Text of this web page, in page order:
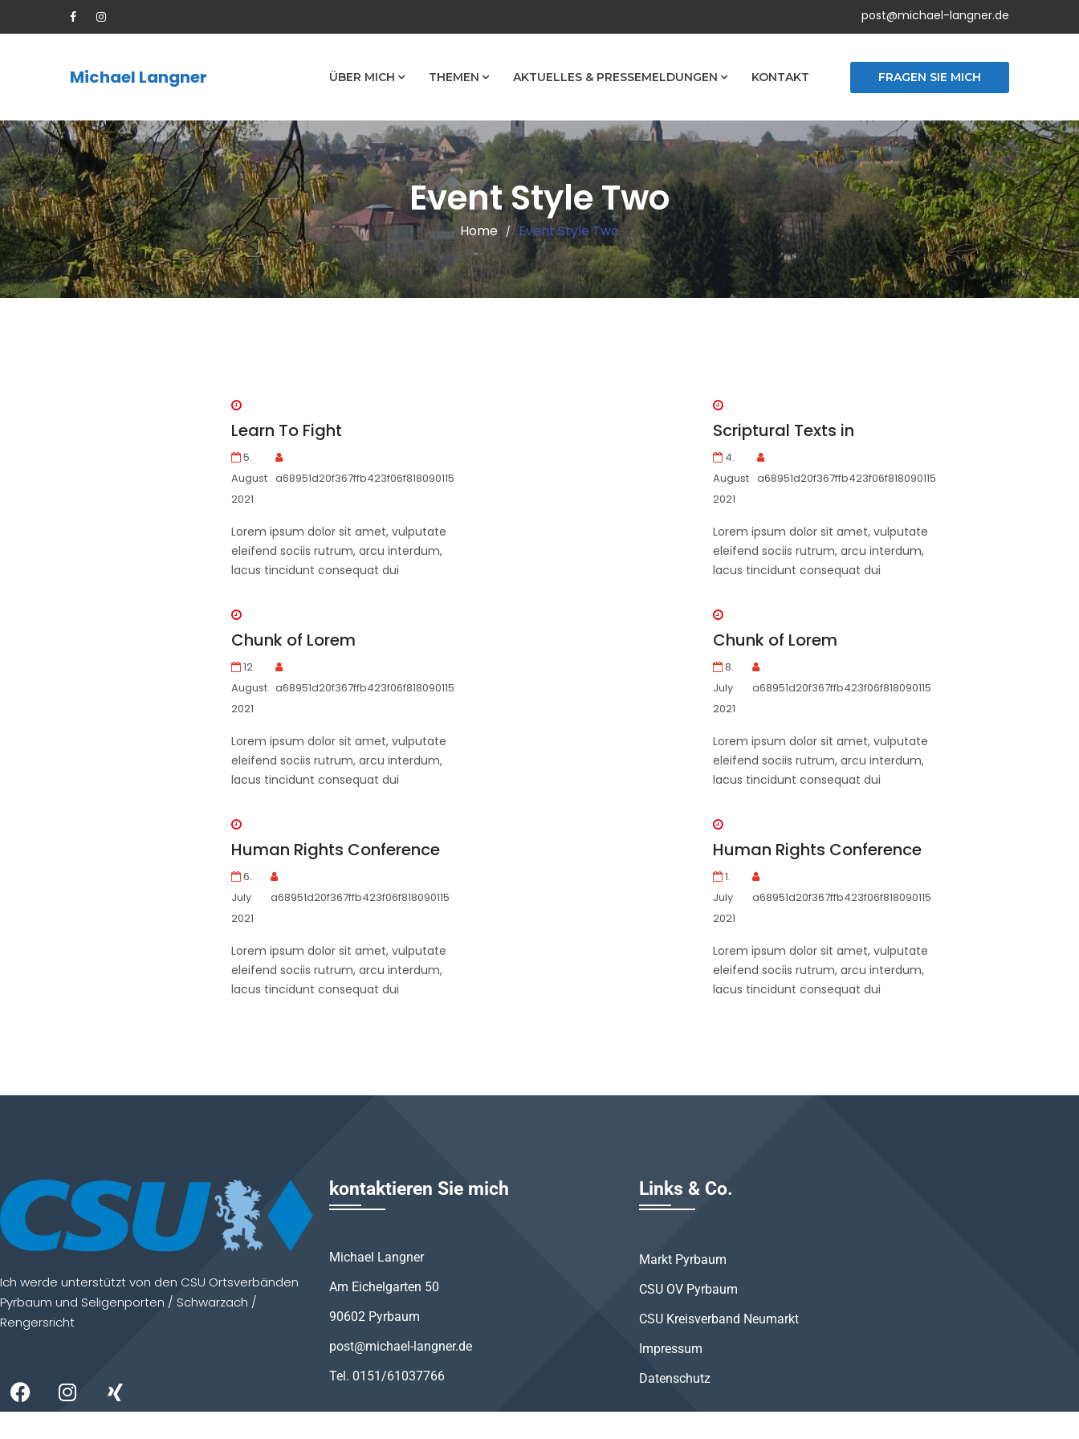
post@michael-langner.de
Michael Langner ÜBER MICH THEMEN AKTUELLES & PRESSEMELDUNGEN KONTAKT FRAGEN SIE MICH
Event Style Two
Home / Event Style Two
Learn To Fight
5.
August
2021
a68951d20f367ffb423f06f818090115
Lorem ipsum dolor sit amet, vulputate
eleifend sociis rutrum, arcu interdum,
lacus tincidunt consequat dui
Scriptural Texts in
4.
August
2021
a68951d20f367ffb423f06f818090115
Lorem ipsum dolor sit amet, vulputate
eleifend sociis rutrum, arcu interdum,
lacus tincidunt consequat dui
Chunk of Lorem
12.
August
2021
a68951d20f367ffb423f06f818090115
Lorem ipsum dolor sit amet, vulputate
eleifend sociis rutrum, arcu interdum,
lacus tincidunt consequat dui
Chunk of Lorem
8.
July
2021
a68951d20f367ffb423f06f818090115
Lorem ipsum dolor sit amet, vulputate
eleifend sociis rutrum, arcu interdum,
lacus tincidunt consequat dui
Human Rights Conference
6.
July
2021
a68951d20f367ffb423f06f818090115
Lorem ipsum dolor sit amet, vulputate
eleifend sociis rutrum, arcu interdum,
lacus tincidunt consequat dui
Human Rights Conference
1.
July
2021
a68951d20f367ffb423f06f818090115
Lorem ipsum dolor sit amet, vulputate
eleifend sociis rutrum, arcu interdum,
lacus tincidunt consequat dui
Ich werde unterstützt von den CSU Ortsverbänden
Pyrbaum und Seligenporten / Schwarzach /
Rengersricht
kontaktieren Sie mich
Michael Langner
Am Eichelgarten 50
90602 Pyrbaum
post@michael-langner.de
Tel. 0151/61037766
Links & Co.
Markt Pyrbaum
CSU OV Pyrbaum
CSU Kreisverband Neumarkt
Impressum
Datenschutz